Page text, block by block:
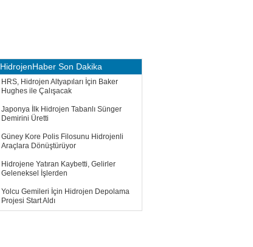
HidrojenHaber Son Dakika
HRS, Hidrojen Altyapıları İçin Baker
Hughes ile Çalışacak
Japonya İlk Hidrojen Tabanlı Sünger
Demirini Üretti
Güney Kore Polis Filosunu Hidrojenli
Araçlara Dönüştürüyor
Hidrojene Yatıran Kaybetti, Gelirler
Geleneksel İşlerden
Yolcu Gemileri İçin Hidrojen Depolama
Projesi Start Aldı